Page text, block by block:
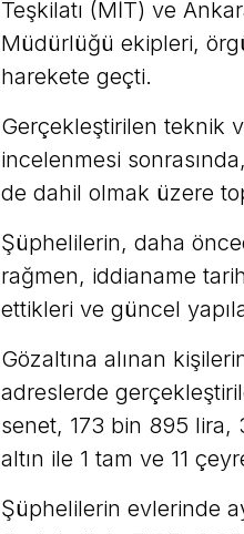
Teşkilatı (MİT) ve
Müdürlüğü ekipleri,
harekete geçti.
Gerçekleştirilen teknik
incelenmesi
de dahil olmak üzere
Şüphelilerin, daha
rağmen, iddianame
ettikleri ve güncel
Gözaltına alınan
adreslerde
senet, 173 bin 895 lira,
altın ile 1 tam ve 11
Şüphelilerin evlerinde